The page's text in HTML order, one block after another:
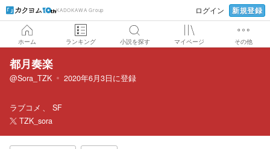
KADOKAWA Group ログイン 新規登録
ホーム ランキング 小説を探す マイページ その他
都月奏楽
@Sora_TZK 2020年6月3日に登録
ラブコメ
SF
TZK_sora